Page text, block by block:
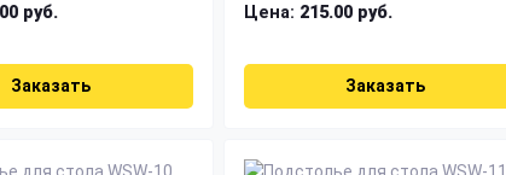
руб.
Заказать
Цена: 215.00 руб.
Заказать